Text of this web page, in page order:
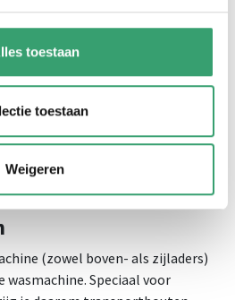
toestaan
toestaan
Weigeren
achter in de wasmachine. Dit
moet tillen en je wilt voorkomen
in je woning of
dus eerst uit de wasmachine
afvoerslang en leg deze in een
weg. Leg ook een
de voorkant.
vast met
(zowel boven- als zijladers)
Speciaal voor